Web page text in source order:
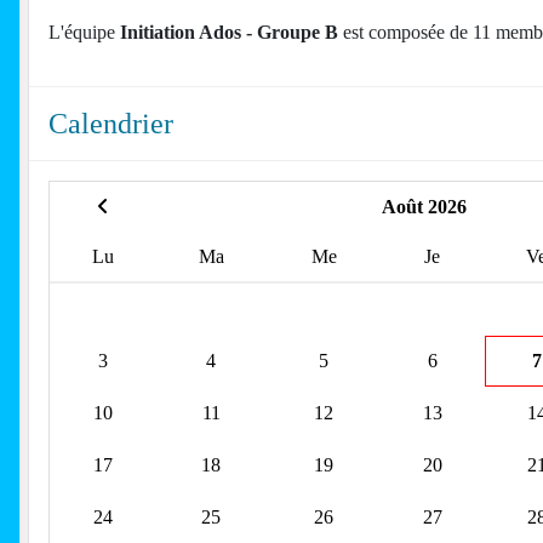
L'équipe Initiation Ados - Groupe B est composée de 11
Calendrier
Août 2026
Lu Ma Me Je
3 4 5 6 7
10 11 12 13
17 18 19 20 21
24 25 26 27